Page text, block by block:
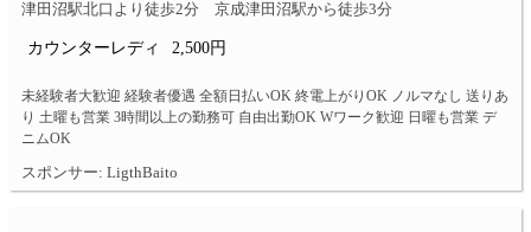
津田沼駅北口より徒歩2分 京成津田沼駅から徒歩3分
カウンターレディ 2,500円
未経験者大歓迎 経験者優遇 全額日払いOK 終電上がりOK ノルマなし 送りあ
り 土曜も営業 3時間以上の勤務可 自由出勤OK Wワーク歓迎 日曜も営業 デ
ニムOK
スポンサー: LigthBaito